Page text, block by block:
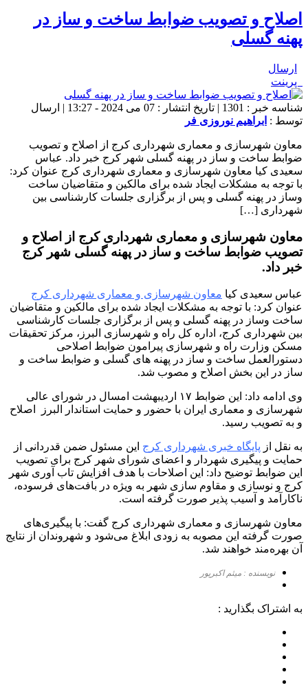
اصلاح و تصویب ضوابط ساخت و ساز در
پهنه گسلی
ارسال
پرینت
شناسه خبر : 1301 | تاریخ انتشار : 07 می 2024 - 13:27 | ارسال
توسط : ابراهیم نوروزی فر
معاون شهرسازی و معماری شهرداری کرج از اصلاح و تصویب
ضوابط ساخت و ساز در پهنه گسلی شهر کرج خبر داد. عباس
سعیدی کیا معاون شهرسازی و معماری شهرداری کرج عنوان کرد:
با توجه به مشکلات ایجاد شده برای مالکین و متقاضیان ساخت
وساز در پهنه گسلی و پس از برگزاری جلسات کارشناسی بین
شهرداری […]
معاون شهرسازی و معماری شهرداری کرج از اصلاح و
تصویب ضوابط ساخت و ساز در پهنه گسلی شهر کرج
خبر داد.
عباس سعیدی کیا معاون شهرسازی و معماری شهرداری کرج
عنوان کرد: با توجه به مشکلات ایجاد شده برای مالکین و متقاضیان
ساخت وساز در پهنه گسلی و پس از برگزاری جلسات کارشناسی
بین شهرداری کرج، اداره کل راه و شهرسازی البرز، مرکز تحقیقات
مسکن وزارت راه و شهرسازی پیرامون ضوابط اصلاحی
دستورالعمل ساخت و ساز در پهنه های گسلی و ضوابط ساخت و
ساز در این بخش اصلاح و مصوب شد.
وی ادامه داد: این ضوابط ۱۷ اردیبهشت امسال در شورای عالی
شهرسازی و معماری ایران با حضور و حمایت استاندار البرز اصلاح
و به تصویب رسید.
به نقل از پایگاه خبری شهرداری کرج این مسئول ضمن قدردانی از
حمایت و پیگیری شهردار و اعضای شورای شهر کرج برای تصویب
این ضوابط توضیح داد: این اصلاحات با هدف افزایش تاب آوری شهر
کرج و نوسازی و مقاوم سازی شهر به ویژه در بافت‌های فرسوده،
ناکارآمد و آسیب پذیر صورت گرفته است.
معاون شهرسازی و معماری شهرداری کرج گفت: با پیگیری‌های
صورت گرفته این مصوبه به زودی ابلاغ می‌شود و شهروندان از نتایج
آن بهره‌مند خواهند شد.
نویسنده : میثم اکبرپور
به اشتراک بگذارید :